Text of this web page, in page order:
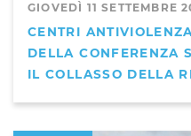
GIOVEDÌ 11 SETTEMBRE
CENTRI
DELLA CONFERENZA
IL COLLASSO DELLA